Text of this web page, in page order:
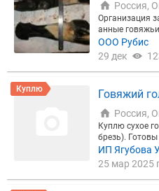
Россия,
Организация
анные
ООО Рубис
29 дек
Куплю Говяжий
Россия,
Куплю сухое
брезь).
без щеки.
ИП Ягубова
25 мар 2025